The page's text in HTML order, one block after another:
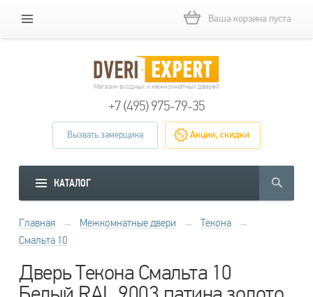
Ваша корзина пуста
Магазин входных и межкомнатных дверей
+7 (495) 975-79-35
Вызвать замерщика Акции, скидки
КАТАЛОГ
Главная → Межкомнатные двери → Текона
→
Смальта 10
Дверь Текона Смальта 10